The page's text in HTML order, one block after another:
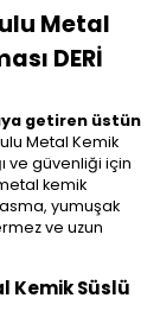
Metal
DERİ
getiren üstün
Metal Kemik
ve güvenliği için
kemik
yumuşak
ve uzun
Kemik Süslü